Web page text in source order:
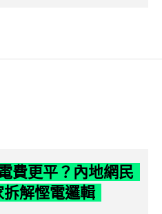
費更平？內地網民
解慳電邏輯